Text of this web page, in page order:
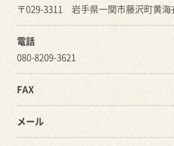
〒029-3311 岩手県一関市藤沢町黄海
電話
080-8209-3621
FAX
メール